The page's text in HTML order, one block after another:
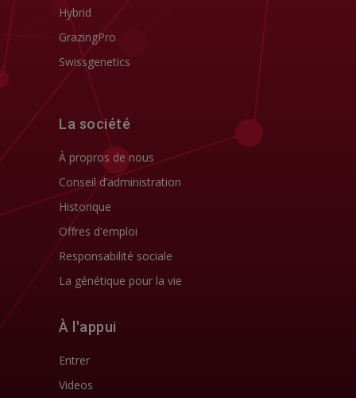
Hybrid
GrazingPro
Swissgenetics
La société
À propros de nous
Conseil d’administration
Historique
Offres d'emploi
Responsabilité sociale
La génétique pour la vie
À l'appui
Entrer
Videos